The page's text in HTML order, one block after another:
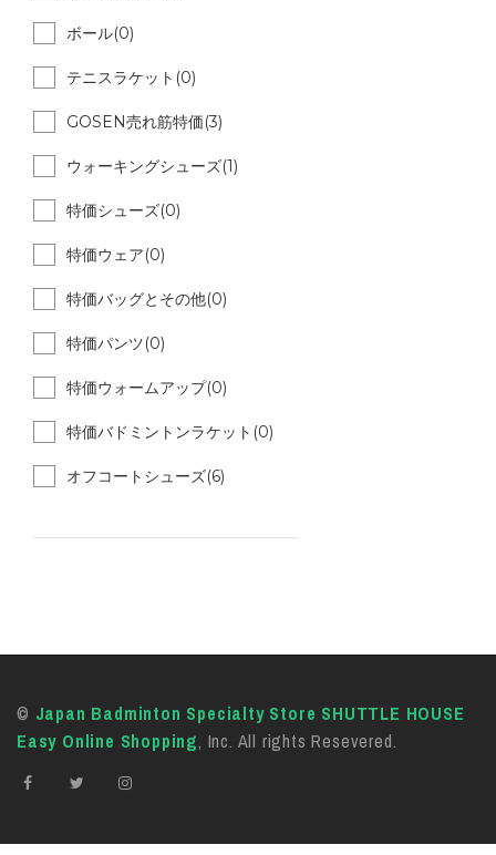
ボール(0)
テニスラケット(0)
GOSEN売れ筋特価(3)
ウォーキングシューズ(1)
特価シューズ(0)
特価ウェア(0)
特価バッグとその他(0)
特価パンツ(0)
特価ウォームアップ(0)
特価バドミントンラケット(0)
オフコートシューズ(6)
© Japan Badminton Specialty Store SHUTTLE HOUSE
Easy Online Shopping, Inc. All rights Resevered.